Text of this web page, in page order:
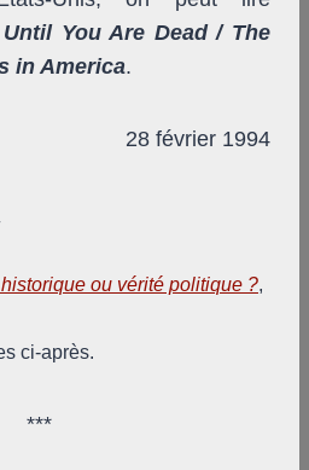
Until You Are Dead / The
in America.
28 février 1994
ou vérité politique ?,
ci-après.
***